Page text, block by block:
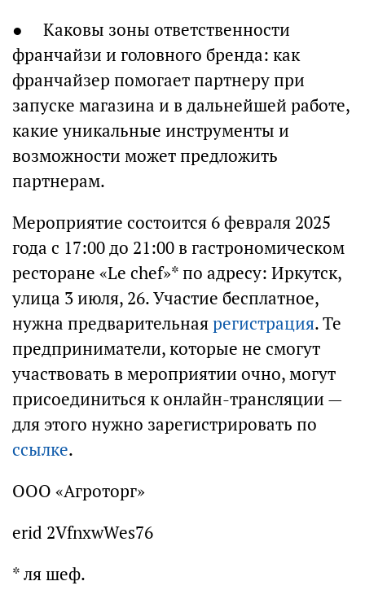
● Каковы зоны ответственности
франчайзи и головного бренда: как
франчайзер помогает партнеру при
запуске магазина и в дальнейшей работе,
какие уникальные инструменты и
возможности может предложить
партнерам.
Мероприятие состоится 6 февраля 2025
года с 17:00 до 21:00 в гастрономическом
ресторане «Le chef»* по адресу: Иркутск,
улица 3 июля, 26. Участие бесплатное,
нужна предварительнаярегистрация. Те
предприниматели, которые не смогут
участвовать в мероприятии очно, могут
присоединиться к онлайн-трансляции —
для этого нужно зарегистрировать по
ссылке.
ООО «Агроторг»
erid 2VfnxwWes76
* ля шеф.